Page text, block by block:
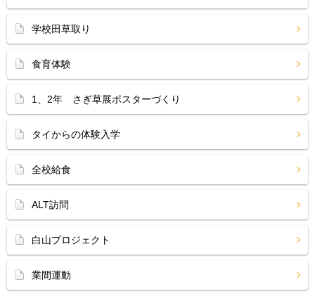
学校田草取り
食育体験
1、2年 さぎ草展ポスターづくり
タイからの体験入学
全校給食
ALT訪問
白山プロジェクト
業間運動